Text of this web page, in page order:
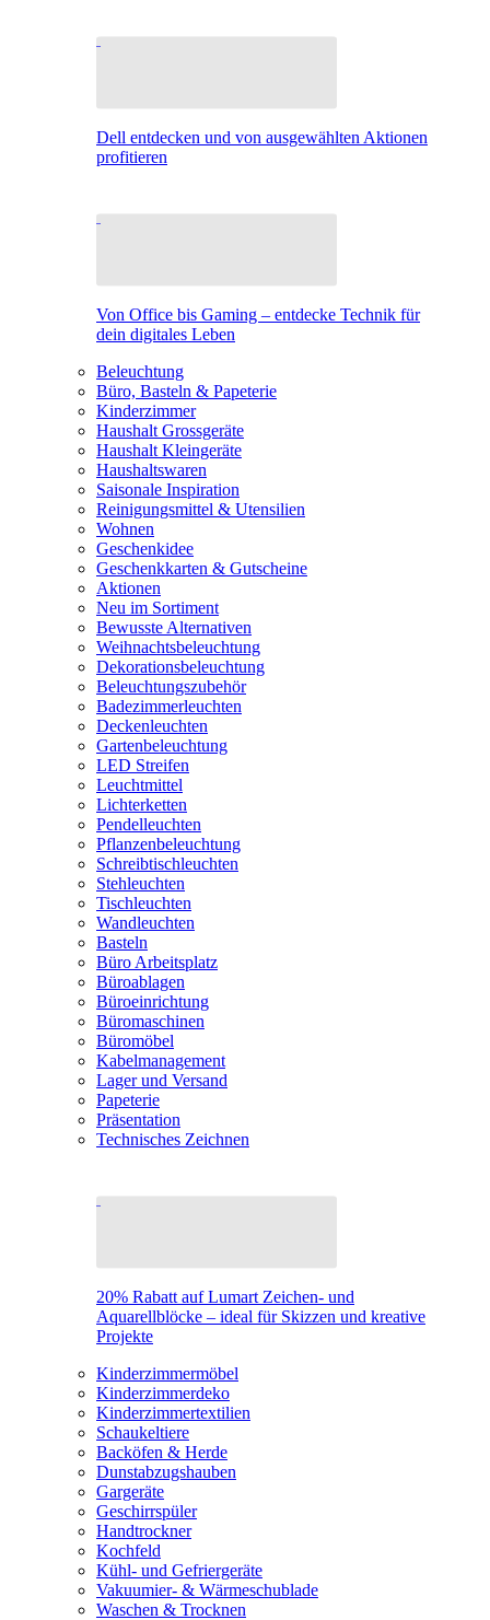
Dell entdecken und von ausgewählten Aktionen
profitieren
Von Office bis Gaming – entdecke Technik für
dein digitales Leben
Beleuchtung
Büro, Basteln & Papeterie
Kinderzimmer
Haushalt Grossgeräte
Haushalt Kleingeräte
Haushaltswaren
Saisonale Inspiration
Reinigungsmittel & Utensilien
Wohnen
Geschenkidee
Geschenkkarten & Gutscheine
Aktionen
Neu im Sortiment
Bewusste Alternativen
Weihnachtsbeleuchtung
Dekorationsbeleuchtung
Beleuchtungszubehör
Badezimmerleuchten
Deckenleuchten
Gartenbeleuchtung
LED Streifen
Leuchtmittel
Lichterketten
Pendelleuchten
Pflanzenbeleuchtung
Schreibtischleuchten
Stehleuchten
Tischleuchten
Wandleuchten
Basteln
Büro Arbeitsplatz
Büroablagen
Büroeinrichtung
Büromaschinen
Büromöbel
Kabelmanagement
Lager und Versand
Papeterie
Präsentation
Technisches Zeichnen
20% Rabatt auf Lumart Zeichen- und
Aquarellblöcke – ideal für Skizzen und kreative
Projekte
Kinderzimmermöbel
Kinderzimmerdeko
Kinderzimmertextilien
Schaukeltiere
Backöfen & Herde
Dunstabzugshauben
Gargeräte
Geschirrspüler
Handtrockner
Kochfeld
Kühl- und Gefriergeräte
Vakuumier- & Wärmeschublade
Waschen & Trocknen